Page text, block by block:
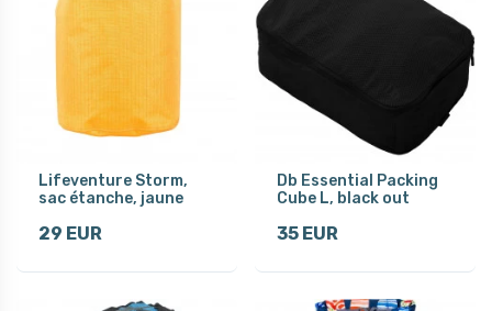
Lifeventure Storm,
sac étanche, jaune
29 EUR
Db Essential Packing
Cube L, black out
35 EUR